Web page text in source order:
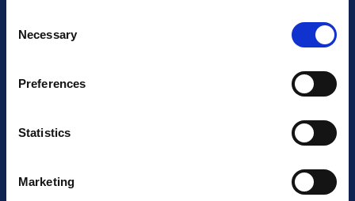
Selection
Necessary
Preferences
Statistics
Marketing
Переконайтеся, що
ваші майбутні клієнти
знають про це!